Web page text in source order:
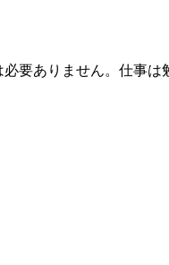
要ありません。仕事は